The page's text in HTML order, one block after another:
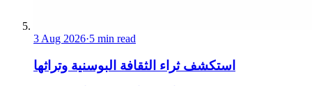
3 Aug 2026·5 min read
استكشف ثراء الثقافة البوسنية وتراثها